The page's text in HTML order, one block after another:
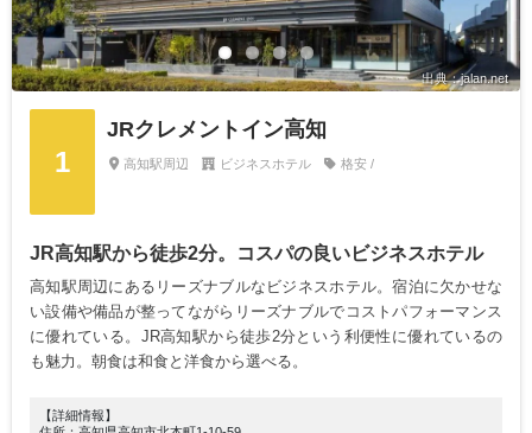
出典：jalan.net
1
JRクレメントイン高知
高知駅周辺 ビジネスホテル 格安 /
JR高知駅から徒歩2分。コスパの良いビジネスホテル
高知駅周辺にあるリーズナブルなビジネスホテル。宿泊に欠かせな
い設備や備品が整ってながらリーズナブルでコストパフォーマンス
に優れている。JR高知駅から徒歩2分という利便性に優れているの
も魅力。朝食は和食と洋食から選べる。
【詳細情報】